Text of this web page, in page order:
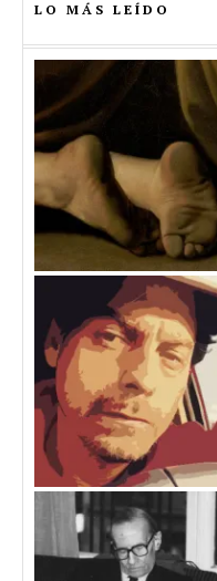
LO MÁS LEÍDO